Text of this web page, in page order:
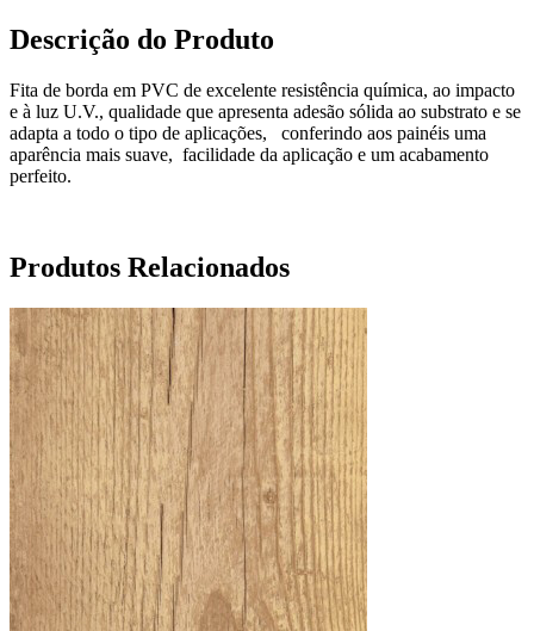
Descrição do Produto
Fita de borda em PVC de excelente resistência química, ao impacto
e à luz U.V., qualidade que apresenta adesão sólida ao substrato e se
adapta a todo o tipo de aplicações, conferindo aos painéis uma
aparência mais suave, facilidade da aplicação e um acabamento
perfeito.
Produtos Relacionados